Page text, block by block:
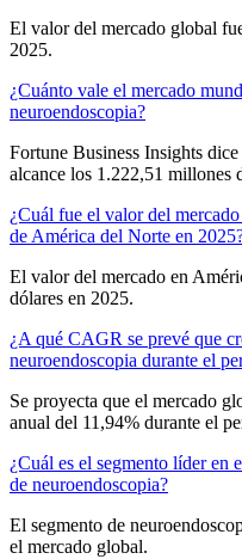
El valor del mercado global
2025.
¿Cuánto vale el mercado
neuroendoscopia?
Fortune Business Insights
alcance los 1.222,51 millones
¿Cuál fue el valor del
de América del Norte en
El valor del mercado en
dólares en 2025.
¿A qué CAGR se prevé que
neuroendoscopia durante el
Se proyecta que el mercado
anual del 11,94% durante el
¿Cuál es el segmento líder en
de neuroendoscopia?
El segmento de
el mercado global.